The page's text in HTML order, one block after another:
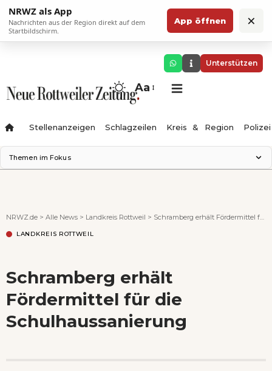
NRWZ als App
Nachrichten aus der Region direkt auf dem
Startbildschirm.
App öffnen ×
Unterstützen
Aa
Stellenanzeigen Schlagzeilen Kreis & Region Polizei
Themen im Fokus
Ferienzauber '26
Testturm
Wenn Orte erzählen ...
- Anzeige -
NRWZ.de > Alle News > Landkreis Rottweil > Schramberg erhält Fördermittel für die Schulhaussanierung
LANDKREIS ROTTWEIL
Schramberg erhält
Fördermittel für die
Schulhaussanierung